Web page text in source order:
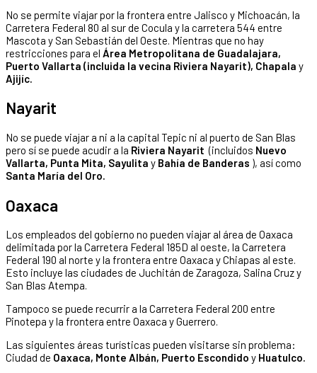
No se permite viajar por la frontera entre Jalisco y Michoacán, la
Carretera Federal 80 al sur de Cocula y la carretera 544 entre
Mascota y San Sebastián del Oeste. Mientras que no hay
restricciones para el Área Metropolitana de Guadalajara,
Puerto Vallarta (incluida la vecina Riviera Nayarit), Chapala y
Ajijíc.
Nayarit
No se puede viajar a ni a la capital Tepic ni al puerto de San Blas
pero sí se puede acudir a la Riviera Nayarit (incluidos Nuevo
Vallarta, Punta Mita, Sayulita y Bahía de Banderas ), así como
Santa María del Oro.
Oaxaca
Los empleados del gobierno no pueden viajar al área de Oaxaca
delimitada por la Carretera Federal 185D al oeste, la Carretera
Federal 190 al norte y la frontera entre Oaxaca y Chiapas al este.
Esto incluye las ciudades de Juchitán de Zaragoza, Salina Cruz y
San Blas Atempa.
Tampoco se puede recurrir a la Carretera Federal 200 entre
Pinotepa y la frontera entre Oaxaca y Guerrero.
Las siguientes áreas turísticas pueden visitarse sin problema:
Ciudad de Oaxaca, Monte Albán, Puerto Escondido y Huatulco.